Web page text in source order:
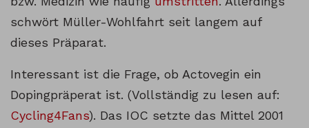
schwört Müller-Wohlfahrt seit langem auf
dieses Präparat.
Interessant ist die Frage, ob Actovegin ein
Dopingpräperat ist. (Vollständig zu lesen auf:
Cycling4Fans). Das IOC setzte das Mittel 2001